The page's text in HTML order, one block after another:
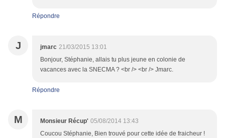
Répondre
J jmarc 21/03/2015 13:01
Bonjour, Stéphanie, allais tu plus jeune en colonie de
vacances avec la SNECMA ? <br /> <br /> Jmarc.
Répondre
M Monsieur Récup' 05/08/2014 13:43
Coucou Stéphanie, Bien trouvé pour cette idée de fraicheur !